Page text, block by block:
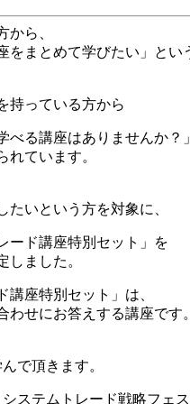
から、
をまとめて学びたい」とい
持っている方から
べる講座はありませんか？」
れています。
たいという方を対象に、
ード講座特別セット」を
しました。
講座特別セット」は、
わせにお答えする講座です。
で頂きます。
ステムトレード戦略フェ